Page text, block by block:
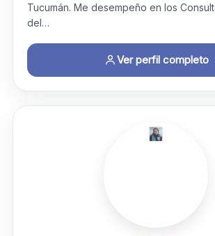
Tucumán. Me desempeño en los
del…
Ver perfil completo